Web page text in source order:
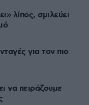
λίπος, σμιλεύει
για τον πιο
να πειράζουμε